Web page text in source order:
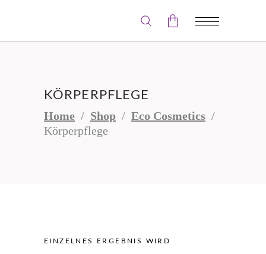
KÖRPERPFLEGE
Home / Shop / Eco Cosmetics /
Körperpflege
EINZELNES ERGEBNIS WIRD